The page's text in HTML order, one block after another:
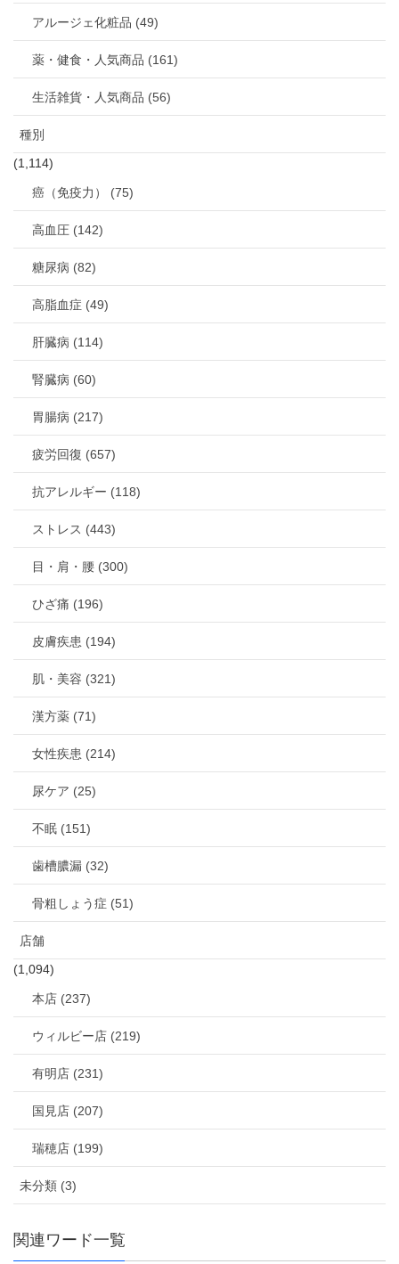
アルージェ化粧品 (49)
薬・健食・人気商品 (161)
生活雑貨・人気商品 (56)
種別
(1,114)
癌（免疫力） (75)
高血圧 (142)
糖尿病 (82)
高脂血症 (49)
肝臓病 (114)
腎臓病 (60)
胃腸病 (217)
疲労回復 (657)
抗アレルギー (118)
ストレス (443)
目・肩・腰 (300)
ひざ痛 (196)
皮膚疾患 (194)
肌・美容 (321)
漢方薬 (71)
女性疾患 (214)
尿ケア (25)
不眠 (151)
歯槽膿漏 (32)
骨粗しょう症 (51)
店舗
(1,094)
本店 (237)
ウィルビー店 (219)
有明店 (231)
国見店 (207)
瑞穂店 (199)
未分類 (3)
関連ワード一覧